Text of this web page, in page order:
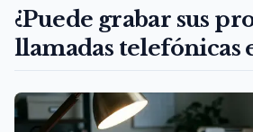
¿Puede grabar sus
llamadas telefónicas